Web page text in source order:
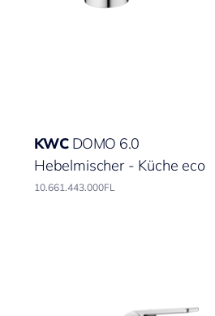
KWC DOMO 6.0
Hebelmischer - Küche eco
10.661.443.000FL